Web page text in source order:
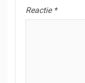
Reactie *